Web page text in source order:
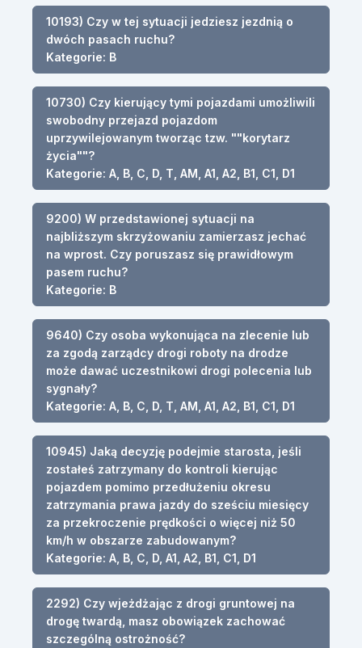
10193) Czy w tej sytuacji jedziesz jezdnią o
dwóch pasach ruchu?
Kategorie: B
10730) Czy kierujący tymi pojazdami umożliwili
swobodny przejazd pojazdom
uprzywilejowanym tworząc tzw. ""korytarz
życia""?
Kategorie: A, B, C, D, T, AM, A1, A2, B1, C1, D1
9200) W przedstawionej sytuacji na
najbliższym skrzyżowaniu zamierzasz jechać
na wprost. Czy poruszasz się prawidłowym
pasem ruchu?
Kategorie: B
9640) Czy osoba wykonująca na zlecenie lub
za zgodą zarządcy drogi roboty na drodze
może dawać uczestnikowi drogi polecenia lub
sygnały?
Kategorie: A, B, C, D, T, AM, A1, A2, B1, C1, D1
10945) Jaką decyzję podejmie starosta, jeśli
zostałeś zatrzymany do kontroli kierując
pojazdem pomimo przedłużeniu okresu
zatrzymania prawa jazdy do sześciu miesięcy
za przekroczenie prędkości o więcej niż 50
km/h w obszarze zabudowanym?
Kategorie: A, B, C, D, A1, A2, B1, C1, D1
2292) Czy wjeżdżając z drogi gruntowej na
drogę twardą, masz obowiązek zachować
szczególną ostrożność?